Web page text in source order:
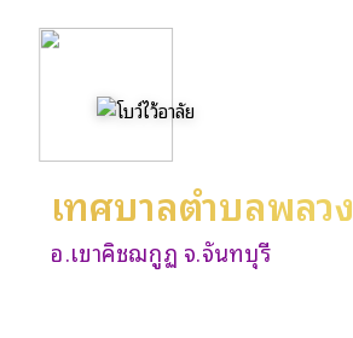
เทศบาลตำบลพลวง
อ.เขาคิชฌกูฏ จ.จันทบุรี